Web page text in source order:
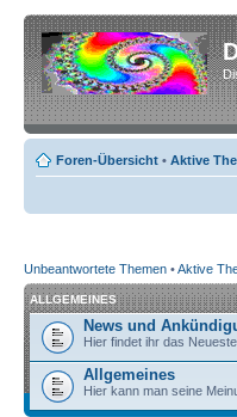
Foren-Übersicht • Aktive
Unbeantwortete Themen •Aktive
ALLGEMEINES
News und
Hier findet ihr das
Allgemeines
Hier kann man seine